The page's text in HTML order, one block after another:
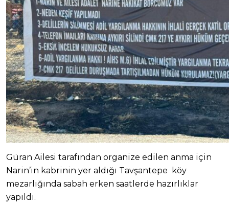
Güran Ailesi tarafından organize edilen anma için
Narin’in kabrinin yer aldığı Tavşantepe köy
mezarlığında sabah erken saatlerde hazırlıklar
yapıldı.